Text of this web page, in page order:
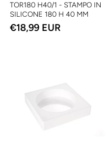
TOR180 H40/1 - STAMPO IN
SILICONE 180 H 40 MM
€18,99 EUR